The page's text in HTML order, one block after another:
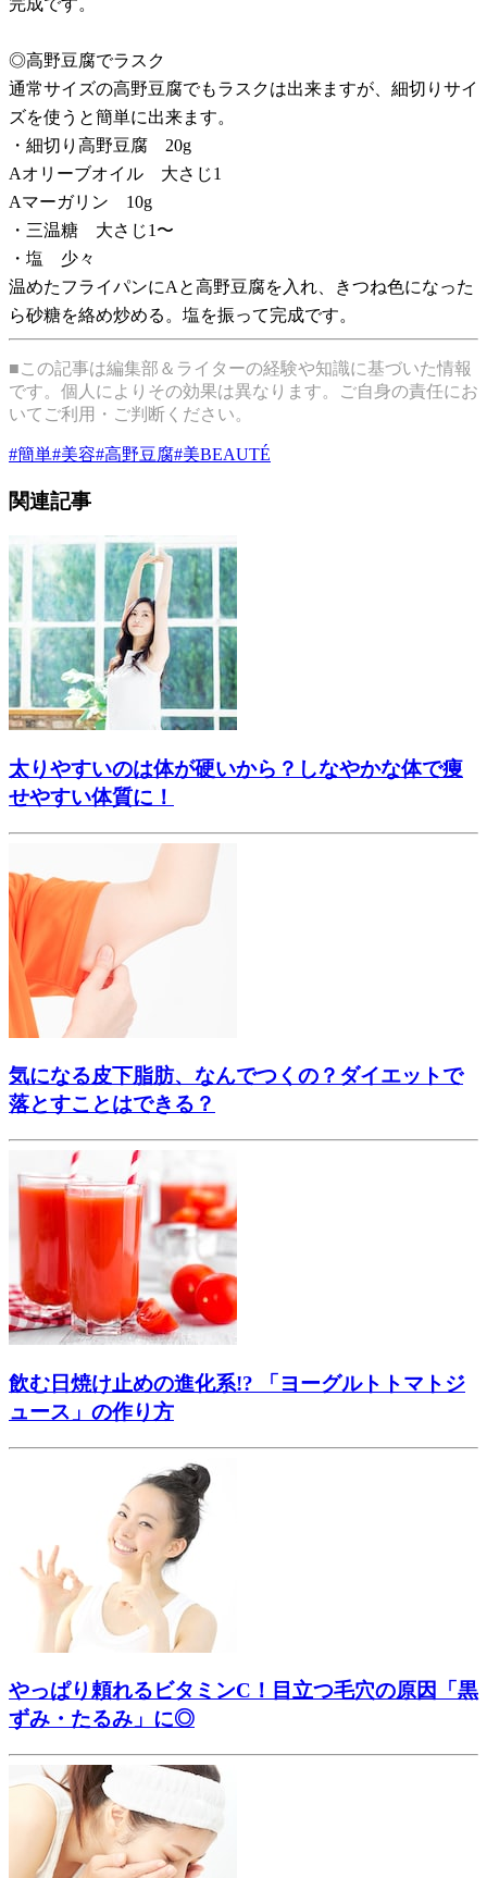
◎高野豆腐でラスク
通常サイズの高野豆腐でもラスクは出来ますが、細切りサイ
ズを使うと簡単に出来ます。
・細切り高野豆腐 20g
Aオリーブオイル 大さじ1
Aマーガリン 10g
・三温糖 大さじ1〜
・塩 少々
温めたフライパンにAと高野豆腐を入れ、きつね色になった
ら砂糖を絡め炒める。塩を振って完成です。
■この記事は編集部＆ライターの経験や知識に基づいた情報
です。個人によりその効果は異なります。ご自身の責任にお
いてご利用・ご判断ください。
#簡単#美容#高野豆腐#美BEAUTÉ
関連記事
太りやすいのは体が硬いから？しなやかな体で痩
せやすい体質に！
気になる皮下脂肪、なんでつくの？ダイエットで
落とすことはできる？
飲む日焼け止めの進化系!? 「ヨーグルトトマトジ
ュース」の作り方
やっぱり頼れるビタミンC！目立つ毛穴の原因「黒
ずみ・たるみ」に◎